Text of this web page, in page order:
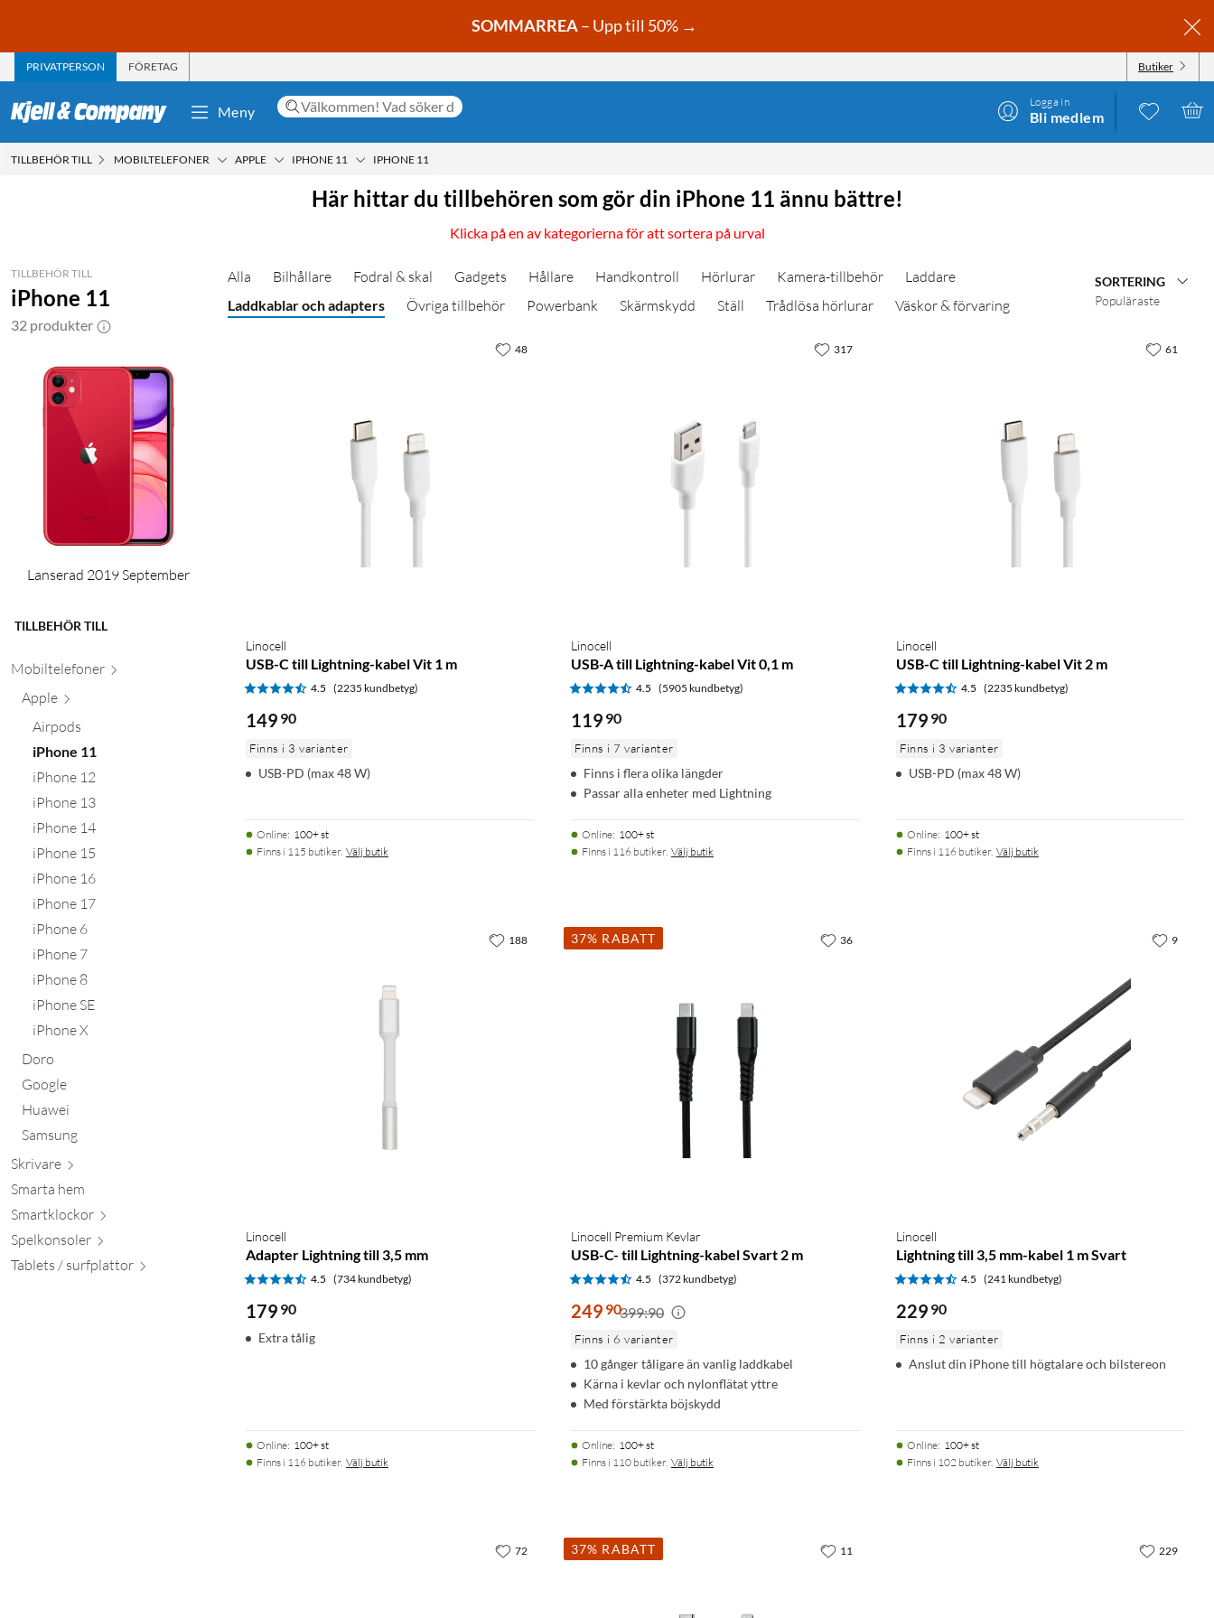
SOMMARREA– Upp till 50% →
PRIVATPERSON FÖRETAG Butiker
Meny
Logga in
Bli medlem
TILLBEHÖR TILL MOBILTELEFONER APPLE IPHONE 11 IPHONE 11
Här hittar du tillbehören som gör din iPhone 11 ännu bättre!
Klicka på en av kategorierna för att sortera på urval
TILLBEHÖR TILL
iPhone 11
32 produkter
Lanserad 2019 September
TILLBEHÖR TILL
Mobiltelefoner
Apple
Airpods
iPhone 11
iPhone 12
iPhone 13
iPhone 14
iPhone 15
iPhone 16
iPhone 17
iPhone 6
iPhone 7
iPhone 8
iPhone SE
iPhone X
Doro
Google
Huawei
Samsung
Skrivare
Smarta hem
Smartklockor
Spelkonsoler
Tablets / surfplattor
Alla Bilhållare Fodral & skal Gadgets Hållare Handkontroll Hörlurar Kamera-tillbehör Laddare
Laddkablar och adapters Övriga tillbehör Powerbank Skärmskydd Ställ Trådlösa hörlurar Väskor & förvaring
SORTERING
Populäraste
Linocell
USB-C till Lightning-kabel Vit 1 m
4.5 (2235 kundbetyg)
149 90
Finns i 3 varianter
USB-PD (max 48 W)
Online: 100+ st
Finns i 115 butiker. Välj butik
48
Linocell
USB-A till Lightning-kabel Vit 0,1 m
4.5 (5905 kundbetyg)
119 90
Finns i 7 varianter
Finns i flera olika längder
Passar alla enheter med Lightning
Online: 100+ st
Finns i 116 butiker. Välj butik
317
Linocell
USB-C till Lightning-kabel Vit 2 m
4.5 (2235 kundbetyg)
179 90
Finns i 3 varianter
USB-PD (max 48 W)
Online: 100+ st
Finns i 116 butiker. Välj butik
61
Linocell
Adapter Lightning till 3,5 mm
4.5 (734 kundbetyg)
179 90
Extra tålig
Online: 100+ st
Finns i 116 butiker. Välj butik
188 37% RABATT
Linocell Premium Kevlar
USB-C- till Lightning-kabel Svart 2 m
4.5 (372 kundbetyg)
249 90399:90
Finns i 6 varianter
10 gånger tåligare än vanlig laddkabel
Kärna i kevlar och nylonflätat yttre
Med förstärkta böjskydd
Online: 100+ st
Finns i 110 butiker. Välj butik
36
Linocell
Lightning till 3,5 mm-kabel 1 m Svart
4.5 (241 kundbetyg)
229 90
Finns i 2 varianter
Anslut din iPhone till högtalare och bilstereon
Online: 100+ st
Finns i 102 butiker. Välj butik
9
72 37% RABATT 11 229